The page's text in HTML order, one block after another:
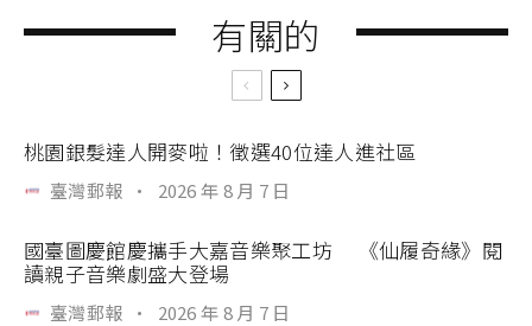
有關的
桃園銀髮達人開麥啦！徵選40位達人進社區
臺灣郵報 · 2026 年 8 月 7 日
國臺圖慶館慶攜手大嘉音樂聚工坊 《仙履奇緣》閱
讀親子音樂劇盛大登場
臺灣郵報 · 2026 年 8 月 7 日